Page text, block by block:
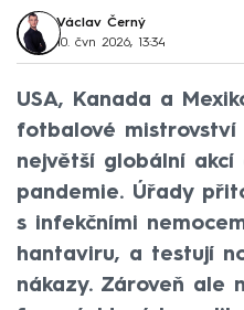
Václav Černý
10. čvn 2026, 13:34
USA, Kanada a
fotbalové
největší globální akcí
pandemie. Úřady
s infekčními
hantaviru, a testují
nákazy. Zároveň ale